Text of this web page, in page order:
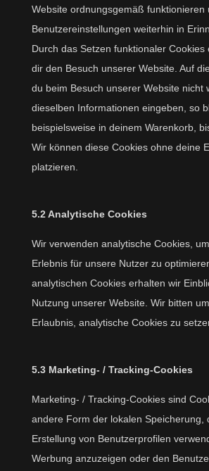
Website ordnungsgemäß funktionieren
Benutzereinstellungen weiterhin in
Durch das Setzen funktionaler Cookies
dir den Besuch unserer Website. Auf
du beim Besuch unserer Website nicht
dieselben Informationen eingeben, so
beispielsweise in deinem Warenkorb,
Wir können diese Cookies ohne deine
platzieren.
5.2 Analytische Cookies
Wir verwenden analytische Cookies,
Erlebnis für unsere Nutzer zu
analytischen Cookies erhalten wir
Nutzung unserer Website. Wir bitten
Erlaubnis, analytische Cookies zu
5.3 Marketing- / Tracking-Cookies
Marketing- / Tracking-Cookies sind
andere Form der lokalen Speicherung,
Erstellung von Benutzerprofilen
Werbung anzuzeigen oder den